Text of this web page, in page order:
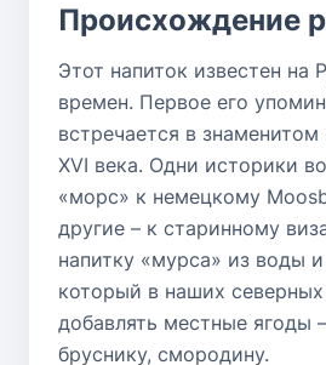
Происхождение
Этот напиток известен на
времен. Первое его
встречается в
XVI века. Одни историки
«морс» к немецкому
другие – к старинному
напитку «мурса» из воды
который в наших северных
добавлять местные ягоды
бруснику, смородину.